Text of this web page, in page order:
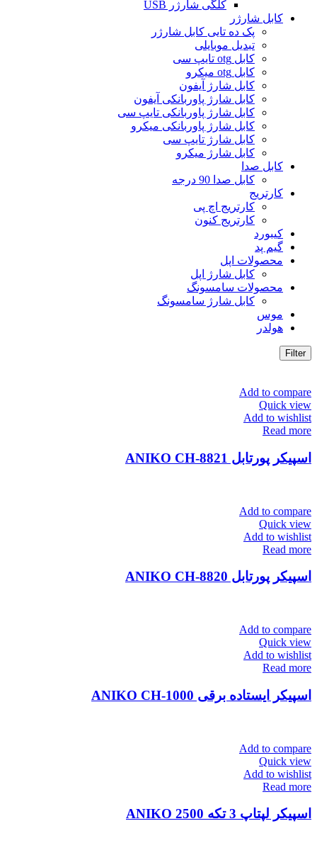
کلگی شارژر USB
کابل شارژر
پک ده تایی کابل شارژر
تبدیل موبایلی
کابل otg تایپ سی
کابل otg میکرو
کابل شارژ آیفون
کابل شارژ پاوربانکی آیفون
کابل شارژ پاوربانکی تایپ سی
کابل شارژ پاوربانکی میکرو
کابل شارژ تایپ سی
کابل شارژ میکرو
کابل صدا
کابل صدا 90 درجه
کارتریج
کارتریج اچ پی
کارتریج کنون
کیبورد
گیم پد
محصولات اپل
کابل شارژ اپل
محصولات سامسونگ
کابل شارژ سامسونگ
موس
هولدر
Filter
Add to compare
Quick view
Add to wishlist
Read more
اسپیکر پورتابل ANIKO CH-8821
Add to compare
Quick view
Add to wishlist
Read more
اسپیکر پورتابل ANIKO CH-8820
Add to compare
Quick view
Add to wishlist
Read more
اسپیکر ایستاده برقی ANIKO CH-1000
Add to compare
Quick view
Add to wishlist
Read more
اسپیکر لپتاپ 3 تکه ANIKO 2500